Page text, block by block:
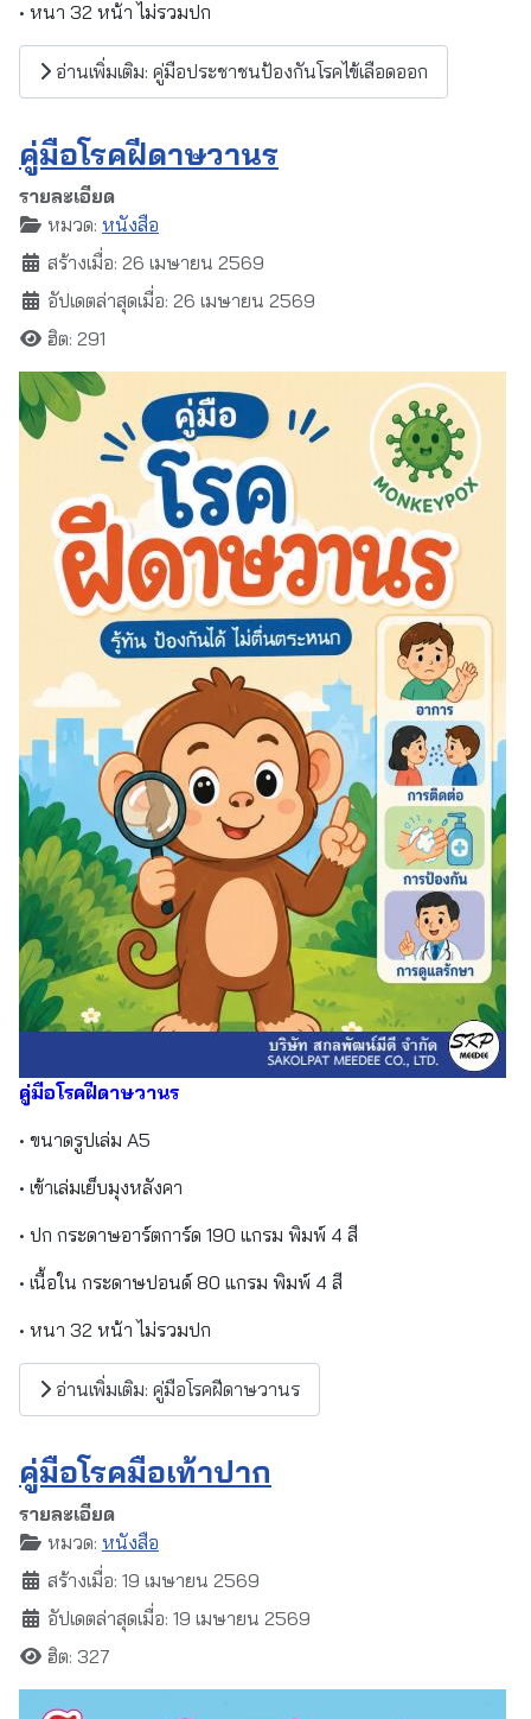
• หนา 32 หน้า ไม่รวมปก
อ่านเพิ่มเติม: คู่มือประชาชนป้องกันโรคไข้เลือดออก
คู่มือโรคฝีดาษวานร
รายละเอียด
หมวด: หนังสือ
สร้างเมื่อ: 26 เมษายน 2569
อัปเดตล่าสุดเมื่อ: 26 เมษายน 2569
ฮิต: 291
คู่มือโรคฝีดาษวานร
• ขนาดรูปเล่ม A5
• เข้าเล่มเย็บมุงหลังคา
• ปก กระดาษอาร์ตการ์ด 190 แกรม พิมพ์ 4 สี
• เนื้อใน กระดาษปอนด์ 80 แกรม พิมพ์ 4 สี
• หนา 32 หน้า ไม่รวมปก
อ่านเพิ่มเติม: คู่มือโรคฝีดาษวานร
คู่มือโรคมือเท้าปาก
รายละเอียด
หมวด: หนังสือ
สร้างเมื่อ: 19 เมษายน 2569
อัปเดตล่าสุดเมื่อ: 19 เมษายน 2569
ฮิต: 327